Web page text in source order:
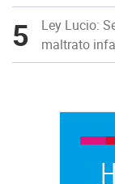
5
Ley Lucio:
maltrato